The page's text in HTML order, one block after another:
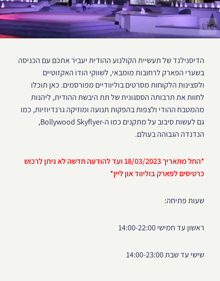
הדיסנילנד של תעשיית הקולנוע ההודית יעביר אתכם עם הכניסה
בשערי הפארק לרחובות מומבאי, לשווקי הודו האקזוטיים
ולסצינות הלקוחות מסרטים בוליוודיים מפורסמים. כאן תוכלו
לחוות את תרבותה הססגונית של תת היבשת ההודית, ליהנות
מהמטבח ההודי ולצפות בהפקות תנועה ומוזיקה גרנדיוזיות, כמו
גם לעשות סיבוב על מתקנים כמו ה-Bollywood Skyflyer,
הנדנדה הגבוהה בעולם.
*החל מתאריך 18/03/2023 ועד להודעה חדשה לא ניתן לרכוש
כרטיסים לפארק בוליווד און ליין*
שעות פתיחה:
ראשון עד חמישי 14:00-22:00
שישי עד שבת 14:00-23:00